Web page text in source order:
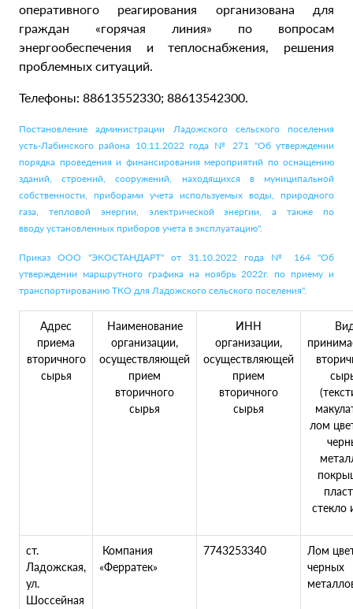
оперативного реагирования организована для
граждан «горячая линия» по вопросам
энергообеспечения и теплоснабжения, решения
проблемных ситуаций.
Телефоны: 88613552330; 88613542300.
Постановление администрации Ладожского сельского поселения
усть-Лабинского района 10.11.2022 года № 271 "Об утверждении
порядка проведения и финансирования мероприятий по оснащению
зданий, строений, сооружений, находящихся в муниципальной
собственности, приборами учета используемых воды, природного
газа, тепловой энергии, электрической энергии, а также по
вводу установленных приборов учета в эксплуатацию".
Приказ ООО "ЭКОСТАНДАРТ" от 31.10.2022 года № 164 "Об
утверждении маршрутного графика на ноябрь 2022г. по приему и
транспортированию ТКО для Ладожского сельского поселения".
Адрес
приема
вторичного
сырья
Наименование
организации,
осуществляющей
прием
вторичного
сырья
ИНН
организации,
осуществляющей
прием
вторичного
сырья
лом
стекло
ст.
Ладожская,
ул.
Шоссейная
Компания
«Ферратек»
7743253340
Лом
черных